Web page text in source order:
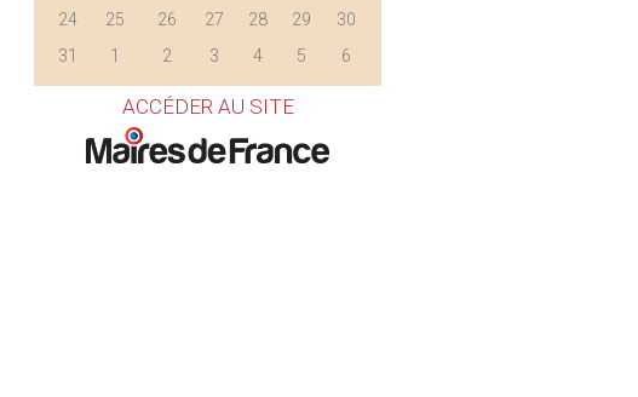
24
25 26 27 28 29
30
31
1 2 3 4 5 6
ACCÉDER AU SITE